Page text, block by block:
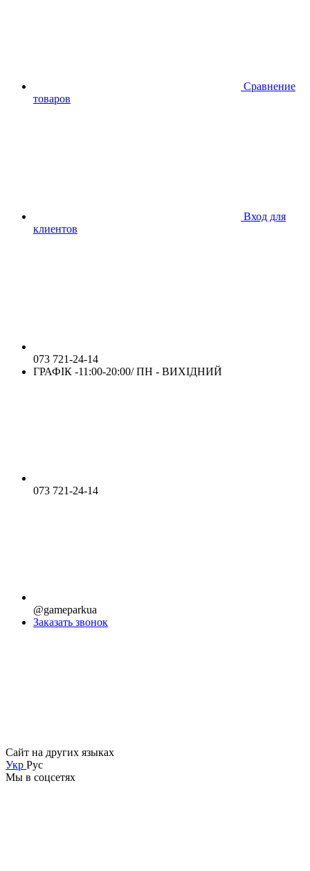
Сравнение
товаров
Вход для
клиентов
073 721-24-14
ГРАФІК -11:00-20:00/ ПН - ВИХІДНИЙ
073 721-24-14
@gameparkua
Заказать звонок
Сайт на других языках
Укр Рус
Мы в соцсетях